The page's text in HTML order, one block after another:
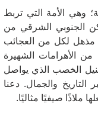
وهي الأمة التي تربط
الجنوبي الشرقي من
لكل من العجائب
الأهرامات الشهيرة
الخصب الذي يواصل
والجمال. دعنا
صيفيًا مثاليًا.